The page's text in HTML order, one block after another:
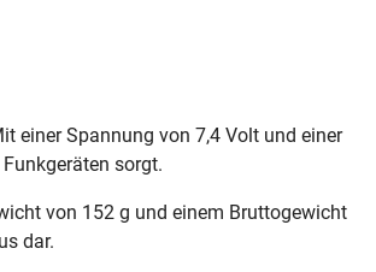
einer Spannung von 7,4 Volt und einer
sorgt.
von 152 g und einem Bruttogewicht
dar.